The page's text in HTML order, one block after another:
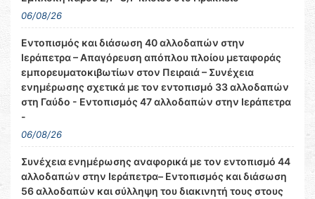
06/08/26
Εντοπισμός και διάσωση 40 αλλοδαπών στην
Ιεράπετρα – Απαγόρευση απόπλου πλοίου μεταφοράς
εμπορευματοκιβωτίων στον Πειραιά – Συνέχεια
ενημέρωσης σχετικά με τον εντοπισμό 33 αλλοδαπών
στη Γαύδο - Εντοπισμός 47 αλλοδαπών στην Ιεράπετρα
-
06/08/26
Συνέχεια ενημέρωσης αναφορικά με τον εντοπισμό 44
αλλοδαπών στην Ιεράπετρα– Εντοπισμός και διάσωση
56 αλλοδαπών και σύλληψη του διακινητή τους στους